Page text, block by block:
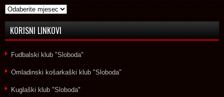
Arhive
KORISNI LINKOVI
Fudbalski klub "Sloboda"
Omladinski košarkaški klub "Sloboda"
Kuglaški klub "Sloboda"